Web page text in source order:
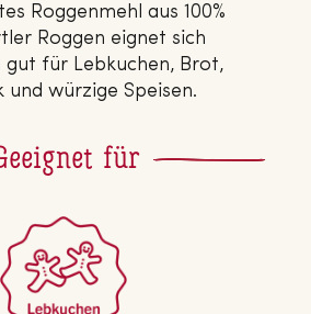
Roggenmehl aus 100%
Roggen eignet sich
gut für Lebkuchen, Brot,
und würzige Speisen.
für